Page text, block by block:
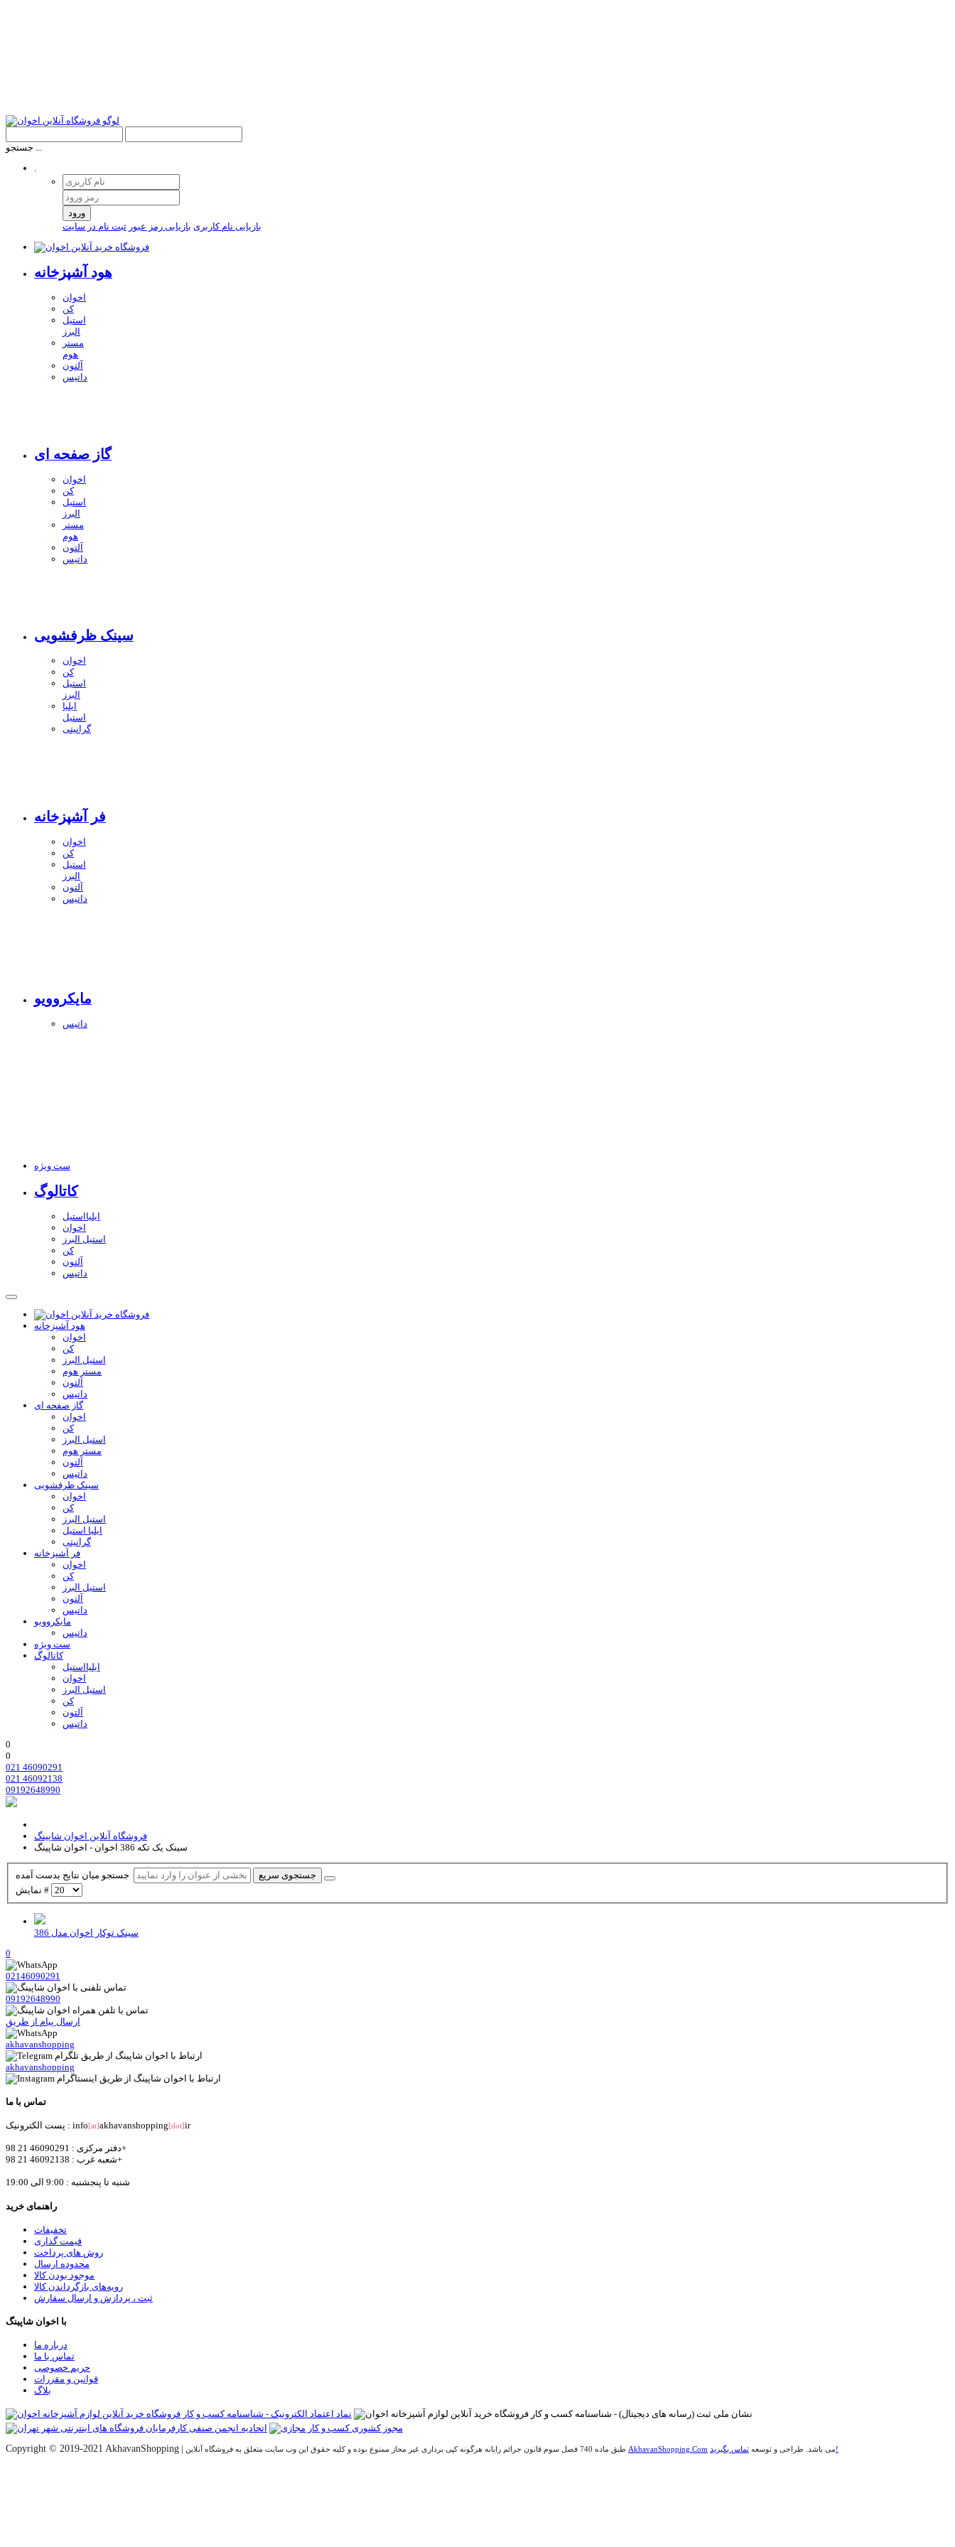
جستجو ...
.
ورود
بازیابی نام کاربری بازیابی رمز عبور ثبت نام در سایت
هود آشپزخانه
اخوان
کن
استیل
البرز
مستر
هوم
آلتون
داتیس
گاز صفحه ای
اخوان
کن
استیل
البرز
مستر
هوم
آلتون
داتیس
سینک ظرفشویی
اخوان
کن
استیل
البرز
ایلیا
استیل
گرانیتی
فر آشپزخانه
اخوان
کن
استیل
البرز
آلتون
داتیس
مایکروویو
داتیس
ست ویژه
کاتالوگ
ایلیااستیل
اخوان
استیل البرز
کن
آلتون
داتیس
هود آشپزخانه
اخوان
کن
استیل البرز
مستر هوم
آلتون
داتیس
گاز صفحه ای
اخوان
کن
استیل البرز
مستر هوم
آلتون
داتیس
سینک ظرفشویی
اخوان
کن
استیل البرز
ایلیا استیل
گرانیتی
فر آشپزخانه
اخوان
کن
استیل البرز
آلتون
داتیس
مایکروویو
داتیس
ست ویژه
کاتالوگ
ایلیااستیل
اخوان
استیل البرز
کن
آلتون
داتیس
0
0
021 46090291
021 46092138
09192648990
فروشگاه آنلاین اخوان شاپینگ
سینک یک تکه 386 اخوان - اخوان شاپینگ
جستجوی سریع
نمایش #
سینک توکار اخوان مدل 386
0
02146090291
09192648990
ارسال پیام از طریق
akhavanshopping
akhavanshopping
تماس با ما
پست الکترونیک : info[at]akhavanshopping[dot]ir
دفتر مرکزی : 46090291 21 98+
شعبه غرب : 46092138 21 98+
شنبه تا پنجشنبه : 9:00 الی 19:00
راهنمای خرید
تخفیفات
قیمت گذاری
روش های پرداخت
محدوده ارسال
موجود بودن کالا
رویه‌های بازگرداندن کالا
ثبت ، پردازش و ارسال سفارش
با اخوان شاپینگ
درباره ما
تماس با ما
حریم خصوصی
قوانین و مقررات
بلاگ
Copyright © 2019-2021 AkhavanShopping | AkhavanShopping.Com می باشد. طراحی و توسعهتماس بگیرید!